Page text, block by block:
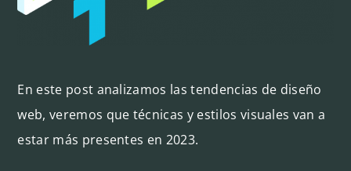
En este post analizamos las tendencias de diseño
web, veremos que técnicas y estilos visuales van a
estar más presentes en 2023.